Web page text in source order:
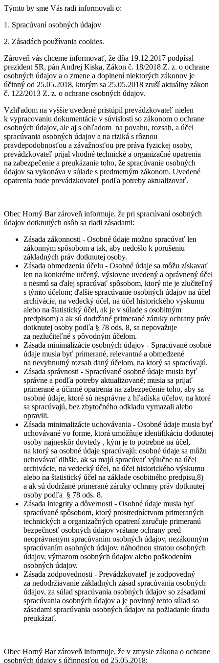
Týmto by sme Vás radi informovali o:
1. Spracúvaní osobných údajov
2. Zásadách používania cookies.
Zároveň vás chceme informovať, že dňa 19.12.2017 podpísal
prezident SR, pán Andrej Kiska, Zákon č. 18/2018 Z. z. o ochrane
osobných údajov a o zmene a doplnení niektorých zákonov je
účinný od 25.05.2018, ktorým sa 25.05.2018 zruší aktuálny zákon
č. 122/2013 Z. z. o ochrane osobných údajov.
Vzhľadom na vyššie uvedené pristúpil prevádzkovateľ nielen
k vypracovaniu dokumentácie v súvislosti so zákonom o ochrane
osobných údajov, ale aj s ohľadom na povahu, rozsah, a účel
spracúvania osobných údajov a na riziká s rôznou
pravdepodobnosťou a závažnosťou pre práva fyzickej osoby,
prevádzkovateľ prijal vhodné technické a organizačné opatrenia
na zabezpečenie a preukázanie toho, že spracúvanie osobných
údajov sa vykonáva v súlade s predmetným zákonom. Uvedené
opatrenia bude prevádzkovateľ podľa potreby aktualizovať.
Obec Horný Bar zároveň informuje, že pri spracúvaní osobných
údajov dotknutých osôb sa riadi zásadami:
Zásada zákonnosti - Osobné údaje možno spracúvať len
zákonným spôsobom a tak, aby nedošlo k porušeniu
základných práv dotknutej osoby.
Zásada obmedzenia účelu - Osobné údaje sa môžu získavať
len na konkrétne určený, výslovne uvedený a oprávnený účel
a nesmú sa ďalej spracúvať spôsobom, ktorý nie je zlučiteľný
s týmto účelom; ďalšie spracúvanie osobných údajov na účel
archivácie, na vedecký účel, na účel historického výskumu
alebo na štatistický účel, ak je v súlade s osobitným
predpisom) a ak sú dodržané primerané záruky ochrany práv
dotknutej osoby podľa § 78 ods. 8, sa nepovažuje
za nezlučiteľné s pôvodným účelom.
Zásada minimalizácie osobných údajov - Spracúvané osobné
údaje musia byť primerané, relevantné a obmedzené
na nevyhnutný rozsah daný účelom, na ktorý sa spracúvajú.
Zásada správnosti - Spracúvané osobné údaje musia byť
správne a podľa potreby aktualizované; musia sa prijať
primerané a účinné opatrenia na zabezpečenie toho, aby sa
osobné údaje, ktoré sú nesprávne z hľadiska účelov, na ktoré
sa spracúvajú, bez zbytočného odkladu vymazali alebo
opravili.
Zásada minimalizácie uchovávania - Osobné údaje musia byť
uchovávané vo forme, ktorá umožňuje identifikáciu dotknutej
osoby najneskôr dovtedy , kým je to potrebné na účel,
na ktorý sa osobné údaje spracúvajú; osobné údaje sa môžu
uchovávať dlhšie, ak sa majú spracúvať výlučne na účel
archivácie, na vedecký účel, na účel historického výskumu
alebo na štatistický účel na základe osobitného predpisu,8)
a ak sú dodržané primerané záruky ochrany práv dotknutej
osoby podľa § 78 ods. 8.
Zásada integrity a dôvernosti - Osobné údaje musia byť
spracúvané spôsobom, ktorý prostredníctvom primeraných
technických a organizačných opatrení zaručuje primeranú
bezpečnosť osobných údajov vrátane ochrany pred
neoprávneným spracúvaním osobných údajov, nezákonným
spracúvaním osobných údajov, náhodnou stratou osobných
údajov, výmazom osobných údajov alebo poškodením
osobných údajov.
Zásada zodpovednosti - Prevádzkovateľ je zodpovedný
za nedodržiavanie základných zásad spracúvania osobných
údajov, za súlad spracúvania osobných údajov so zásadami
spracúvania osobných údajov a je povinný tento súlad so
zásadami spracúvania osobných údajov na požiadanie úradu
preukázať.
Obec Horný Bar zároveň informuje, že v zmysle zákona o ochrane
osobných údajov s účinnosťou od 25.05.2018: